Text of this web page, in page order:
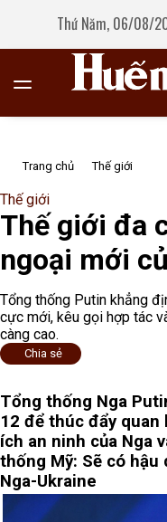
Thứ Năm, 06/08/
Trang chủ Thế giới
Thế giới
Thế giới đa
ngoại mới
Tổng thống Putin khẳng
cực mới, kêu gọi hợp tác
càng cao.
Chia sẻ
Tổng thống Nga
12 để thúc đẩy quan
ích an ninh của Nga
thống Mỹ: Sẽ có
Nga-Ukraine